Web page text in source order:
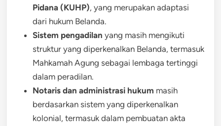
Pidana (KUHP), yang merupakan adaptasi
dari hukum Belanda.
Sistem pengadilan yang masih mengikuti
struktur yang diperkenalkan Belanda, termasuk
Mahkamah Agung sebagai lembaga tertinggi
dalam peradilan.
Notaris dan administrasi hukum masih
berdasarkan sistem yang diperkenalkan
kolonial, termasuk dalam pembuatan akta